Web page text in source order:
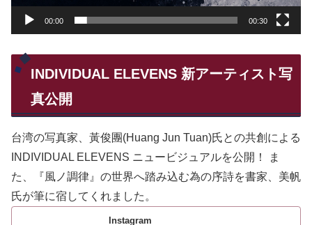
00:00 00:30
INDIVIDUAL ELEVENS 新アーティスト写
真公開
台湾の写真家、黃俊團(Huang Jun Tuan)氏との共創による
INDIVIDUAL ELEVENS ニュービジュアルを公開！ ま
た、『風ノ調律』の世界へ踏み込む為の序詩を書家、美帆
氏が筆に宿してくれました。
Instagram